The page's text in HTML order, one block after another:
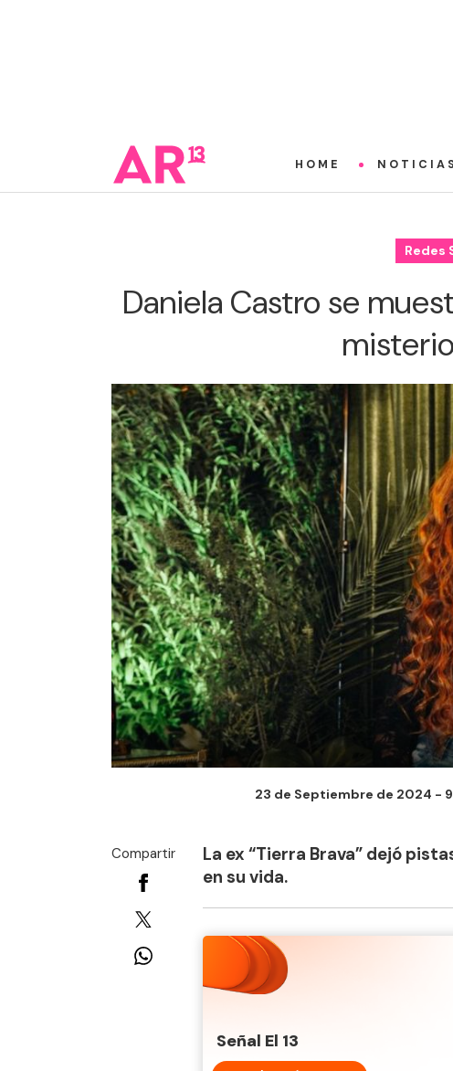
HOME NOTICIAS
Redes
Daniela Castro se
23 de Septiembre de 2024 -
Compartir
La ex “Tierra Brava” dejó
en su vida.
Señal El 13